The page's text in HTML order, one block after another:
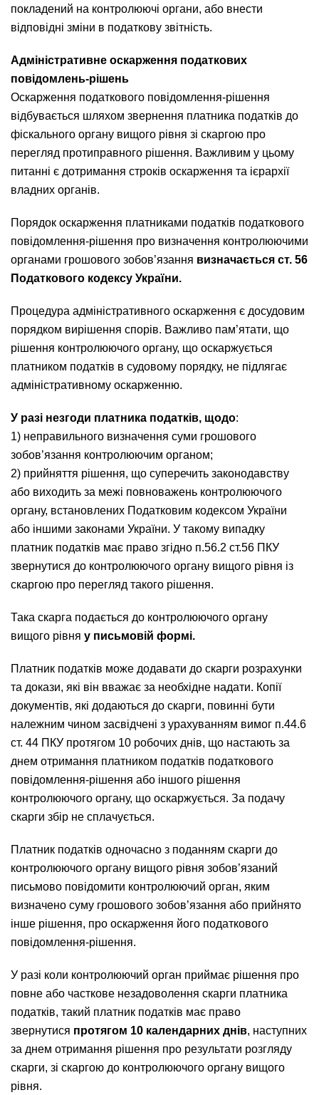
покладений на контролюючі органи, або внести
відповідні зміни в податкову звітність.
Адміністративне оскарження податкових
повідомлень-рішень
Оскарження податкового повідомлення-рішення
відбувається шляхом звернення платника податків до
фіскального органу вищого рівня зі скаргою про
перегляд протиправного рішення. Важливим у цьому
питанні є дотримання строків оскарження та ієрархії
владних органів.
Порядок оскарження платниками податків податкового
повідомлення-рішення про визначення контролюючими
органами грошового зобов’язання визначається ст. 56
Податкового кодексу України.
Процедура адміністративного оскарження є досудовим
порядком вирішення спорів. Важливо пам’ятати, що
рішення контролюючого органу, що оскаржується
платником податків в судовому порядку, не підлягає
адміністративному оскарженню.
У разі незгоди платника податків, щодо:
1) неправильного визначення суми грошового
зобов’язання контролюючим органом;
2) прийняття рішення, що суперечить законодавству
або виходить за межі повноважень контролюючого
органу, встановлених Податковим кодексом України
або іншими законами України. У такому випадку
платник податків має право згідно п.56.2 ст.56 ПКУ
звернутися до контролюючого органу вищого рівня із
скаргою про перегляд такого рішення.
Така скарга подається до контролюючого органу
вищого рівня у письмовій формі.
Платник податків може додавати до скарги розрахунки
та докази, які він вважає за необхідне надати. Копії
документів, які додаються до скарги, повинні бути
належним чином засвідчені з урахуванням вимог п.44.6
ст. 44 ПКУ протягом 10 робочих днів, що настають за
днем отримання платником податків податкового
повідомлення-рішення або іншого рішення
контролюючого органу, що оскаржується. За подачу
скарги збір не сплачується.
Платник податків одночасно з поданням скарги до
контролюючого органу вищого рівня зобов’язаний
письмово повідомити контролюючий орган, яким
визначено суму грошового зобов’язання або прийнято
інше рішення, про оскарження його податкового
повідомлення-рішення.
У разі коли контролюючий орган приймає рішення про
повне або часткове незадоволення скарги платника
податків, такий платник податків має право
звернутися протягом 10 календарних днів, наступних
за днем отримання рішення про результати розгляду
скарги, зі скаргою до контролюючого органу вищого
рівня.